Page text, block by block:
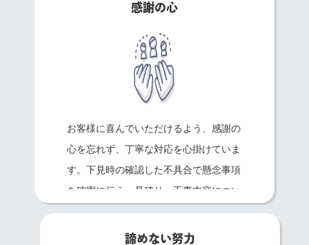
感謝の心
お客様に喜んでいただけるよう、感謝の
心を忘れず、丁寧な対応を心掛けていま
す。下見時の確認した不具合で懸念事項
を確実に伝え、見積り・工事内容につい
て詳しく説明させていただきます。
諦めない努力